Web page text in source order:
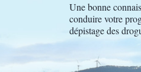
Une bonne
conduire votre
dépistage des